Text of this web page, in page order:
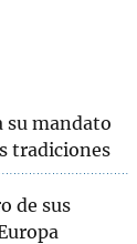
su mandato
tradiciones
de sus